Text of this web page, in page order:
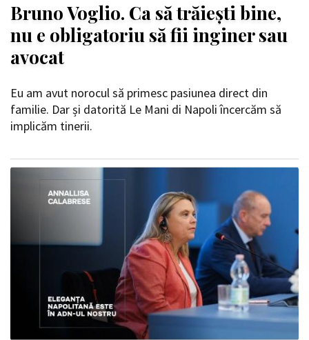
Bruno Voglio. Ca să trăiești bine,
nu e obligatoriu să fii inginer sau
avocat
Eu am avut norocul să primesc pasiunea direct din
familie. Dar și datorită Le Mani di Napoli încercăm să
implicăm tinerii.